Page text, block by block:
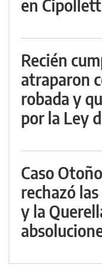
en
Recién
atraparon
robada y
por la Ley
Caso
rechazó
y la